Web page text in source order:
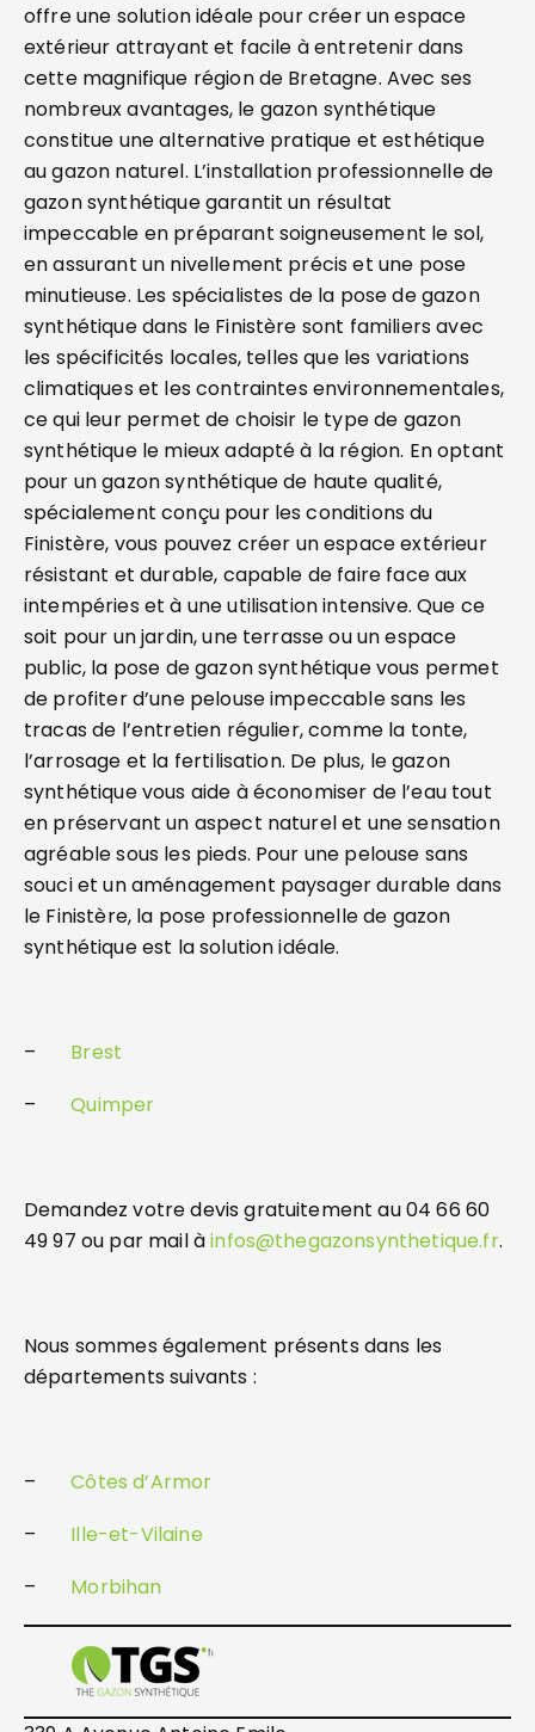
offre une solution idéale pour créer un espace
extérieur attrayant et facile à entretenir dans
cette magnifique région de Bretagne. Avec ses
nombreux avantages, le gazon synthétique
constitue une alternative pratique et esthétique
au gazon naturel. L’installation professionnelle de
gazon synthétique garantit un résultat
impeccable en préparant soigneusement le sol,
en assurant un nivellement précis et une pose
minutieuse. Les spécialistes de la pose de gazon
synthétique dans le Finistère sont familiers avec
les spécificités locales, telles que les variations
climatiques et les contraintes environnementales,
ce qui leur permet de choisir le type de gazon
synthétique le mieux adapté à la région. En optant
pour un gazon synthétique de haute qualité,
spécialement conçu pour les conditions du
Finistère, vous pouvez créer un espace extérieur
résistant et durable, capable de faire face aux
intempéries et à une utilisation intensive. Que ce
soit pour un jardin, une terrasse ou un espace
public, la pose de gazon synthétique vous permet
de profiter d’une pelouse impeccable sans les
tracas de l’entretien régulier, comme la tonte,
l’arrosage et la fertilisation. De plus, le gazon
synthétique vous aide à économiser de l’eau tout
en préservant un aspect naturel et une sensation
agréable sous les pieds. Pour une pelouse sans
souci et un aménagement paysager durable dans
le Finistère, la pose professionnelle de gazon
synthétique est la solution idéale.
– Brest
–Quimper
Demandez votre devis gratuitement au 04 66 60
49 97 ou par mail àinfos@thegazonsynthetique.fr.
Nous sommes également présents dans les
départements suivants :
–Côtes d’Armor
– Ille-et-Vilaine
– Morbihan